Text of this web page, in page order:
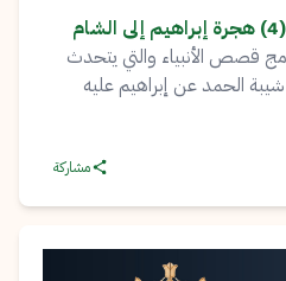
قصص الأنبياء والتي يتحدث
الحمد عن إبراهيم عليه
مشاركة